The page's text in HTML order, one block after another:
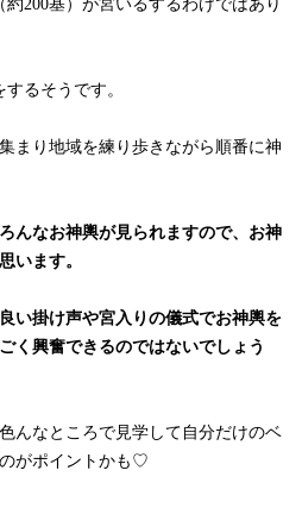
200基）が宮いるするわけではあり
るそうです。
まり地域を練り歩きながら順番に神
んなお神輿が見られますので、お神
います。
い掛け声や宮入りの儀式でお神輿を
く興奮できるのではないでしょう
んなところで見学して自分だけのベ
がポイントかも♡